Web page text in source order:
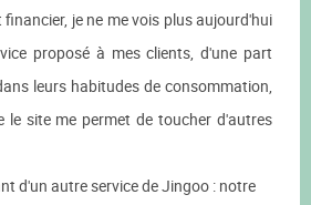
je ne me vois plus aujourd'hui
proposé à mes clients, d'une part
leurs habitudes de consommation,
le site me permet de toucher d'autres
d'un autre service de Jingoo : notre